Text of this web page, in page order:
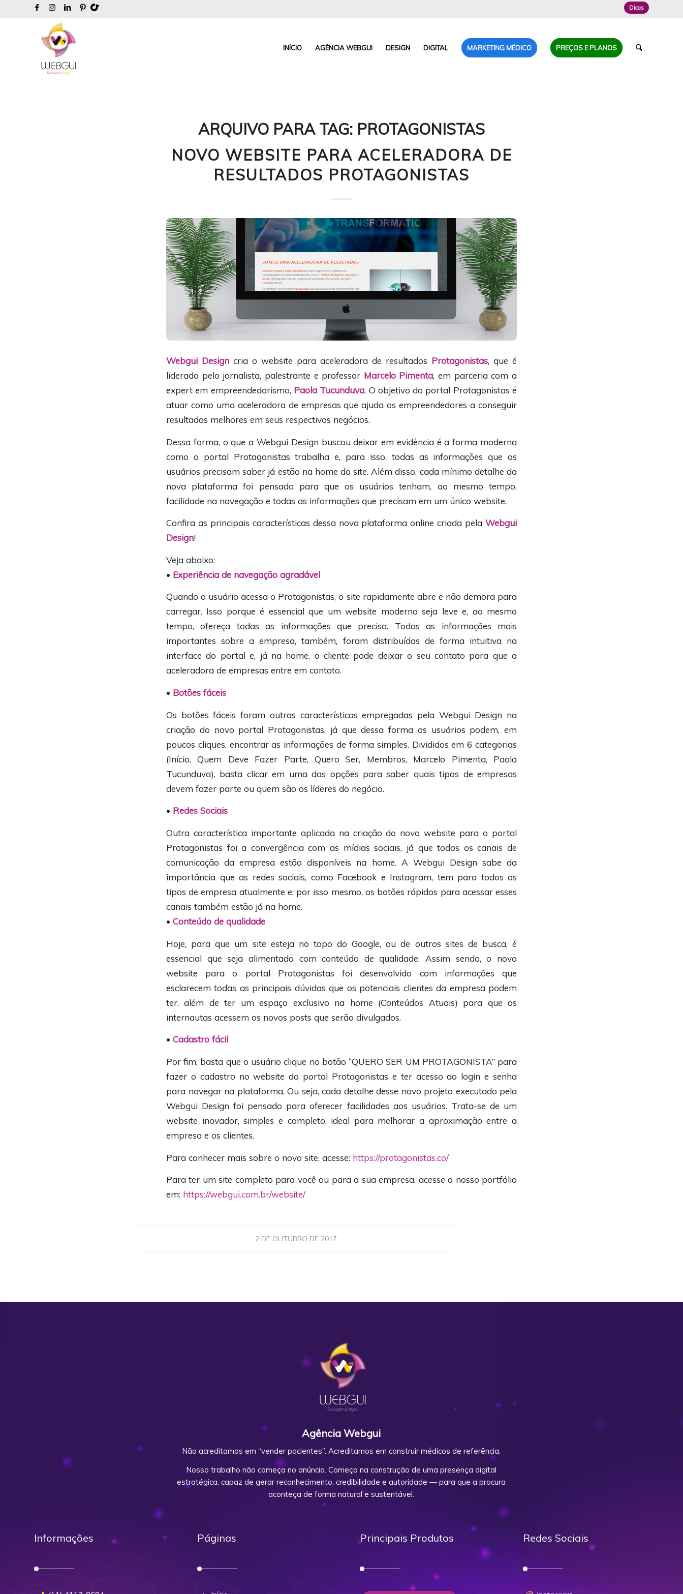
Dicas
INÍCIO AGÊNCIA WEBGUI DESIGN DIGITAL MARKETING MÉDICO PREÇOS E PLANOS
ARQUIVO PARA TAG: PROTAGONISTAS
NOVO WEBSITE PARA ACELERADORA DE
RESULTADOS PROTAGONISTAS
Webgui Design cria o website para aceleradora de resultados Protagonistas, que é
liderado pelo jornalista, palestrante e professor Marcelo Pimenta, em parceria com a
expert em empreendedorismo, Paola Tucunduva. O objetivo do portal Protagonistas é
atuar como uma aceleradora de empresas que ajuda os empreendedores a conseguir
resultados melhores em seus respectivos negócios.
Dessa forma, o que a Webgui Design buscou deixar em evidência é a forma moderna
como o portal Protagonistas trabalha e, para isso, todas as informações que os
usuários precisam saber já estão na home do site. Além disso, cada mínimo detalhe da
nova plataforma foi pensado para que os usuários tenham, ao mesmo tempo,
facilidade na navegação e todas as informações que precisam em um único website.
Confira as principais características dessa nova plataforma online criada pela Webgui
Design!
Veja abaixo:
• Experiência de navegação agradável
Quando o usuário acessa o Protagonistas, o site rapidamente abre e não demora para
carregar. Isso porque é essencial que um website moderno seja leve e, ao mesmo
tempo, ofereça todas as informações que precisa. Todas as informações mais
importantes sobre a empresa, também, foram distribuídas de forma intuitiva na
interface do portal e, já na home, o cliente pode deixar o seu contato para que a
aceleradora de empresas entre em contato.
• Botões fáceis
Os botões fáceis foram outras características empregadas pela Webgui Design na
criação do novo portal Protagonistas, já que dessa forma os usuários podem, em
poucos cliques, encontrar as informações de forma simples. Divididos em 6 categorias
(Início, Quem Deve Fazer Parte, Quero Ser, Membros, Marcelo Pimenta, Paola
Tucunduva), basta clicar em uma das opções para saber quais tipos de empresas
devem fazer parte ou quem são os líderes do negócio.
• Redes Sociais
Outra característica importante aplicada na criação do novo website para o portal
Protagonistas foi a convergência com as mídias sociais, já que todos os canais de
comunicação da empresa estão disponíveis na home. A Webgui Design sabe da
importância que as redes sociais, como Facebook e Instagram, tem para todos os
tipos de empresa atualmente e, por isso mesmo, os botões rápidos para acessar esses
canais também estão já na home.
• Conteúdo de qualidade
Hoje, para que um site esteja no topo do Google, ou de outros sites de busca, é
essencial que seja alimentado com conteúdo de qualidade. Assim sendo, o novo
website para o portal Protagonistas foi desenvolvido com informações que
esclarecem todas as principais dúvidas que os potenciais clientes da empresa podem
ter, além de ter um espaço exclusivo na home (Conteúdos Atuais) para que os
internautas acessem os novos posts que serão divulgados.
• Cadastro fácil
Por fim, basta que o usuário clique no botão “QUERO SER UM PROTAGONISTA” para
fazer o cadastro no website do portal Protagonistas e ter acesso ao login e senha
para navegar na plataforma. Ou seja, cada detalhe desse novo projeto executado pela
Webgui Design foi pensado para oferecer facilidades aos usuários. Trata-se de um
website inovador, simples e completo, ideal para melhorar a aproximação entre a
empresa e os clientes.
Para conhecer mais sobre o novo site, acesse: https://protagonistas.co/
Para ter um site completo para você ou para a sua empresa, acesse o nosso portfólio
em: https://webgui.com.br/website/
2 DE OUTUBRO DE 2017
Agência Webgui
Não acreditamos em “vender pacientes”. Acreditamos em construir médicos de referência.
Nosso trabalho não começa no anúncio. Começa na construção de uma presença digital
estratégica, capaz de gerar reconhecimento, credibilidade e autoridade — para que a procura
aconteça de forma natural e sustentável.
Informações Páginas Principais Produtos Redes Sociais